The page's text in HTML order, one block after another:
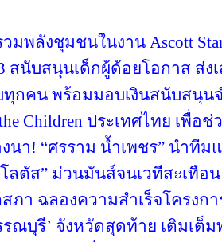
พลังชุมชนในงาน Ascott Star
สนับสนุนเด็กผู้ด้อยโอกาส ส่
ทุกคน พร้อมมอบเงินสนับสนุน
Children ประเทศไทย เพื่อ
นา! “ศรราม น้ำเพชร” นำทีม
ลตัส” ม่วนมันส์จนเวทีสะเทือน
ภา ฉลองความสำเร็จโครงก
ณบุรี’ จังหวัดสุดท้าย เติมเต็